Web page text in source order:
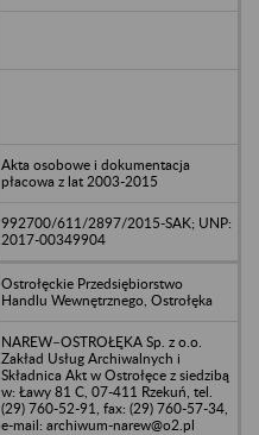
Akta osobowe i dokumentacja
płacowa z lat 2003-2015
992700/611/2897/2015-SAK; UNP:
2017-00349904
Ostrołęckie Przedsiębiorstwo
Handlu Wewnętrznego, Ostrołęka
NAREW–OSTROŁĘKA Sp. z o.o.
Zakład Usług Archiwalnych i
Składnica Akt w Ostrołęce z siedzibą
w: Ławy 81 C, 07-411 Rzekuń, tel.
(29) 760-52-91, fax: (29) 760-57-34,
e-mail: archiwum-narew@o2.pl